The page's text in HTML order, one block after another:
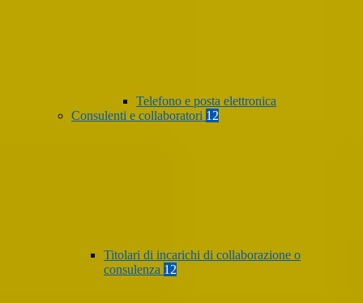
Telefono e posta elettronica
Consulenti e collaboratori 12
Titolari di incarichi di collaborazione o
consulenza 12